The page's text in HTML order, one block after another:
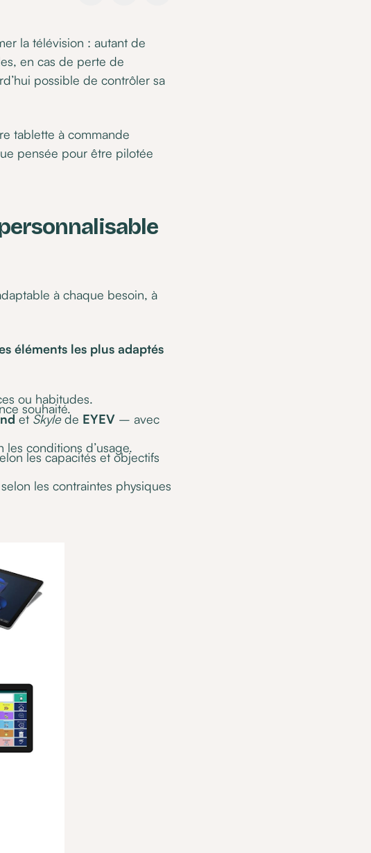
la télévision : autant de
en cas de perte de
possible de contrôler sa
tablette à commande
pensée pour être pilotée
à chaque besoin, à
éléments les plus adaptés
ou habitudes.
souhaité.
etSkylede EYEV– avec
conditions d’usage.
les capacités et objectifs
les contraintes physiques